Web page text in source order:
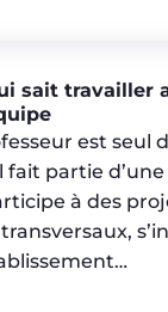
sait travailler
est seul
fait partie
à des